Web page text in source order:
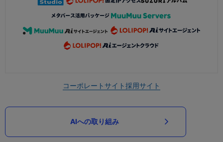
コーポレートサイト採用サイト
AIへの取り組み